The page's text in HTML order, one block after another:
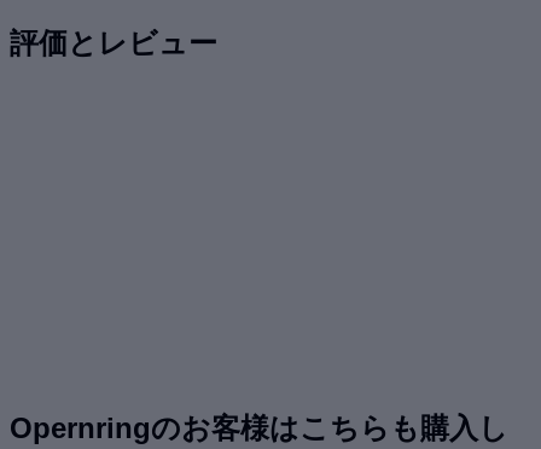
評価とレビュー
Opernringのお客様はこちらも購入し